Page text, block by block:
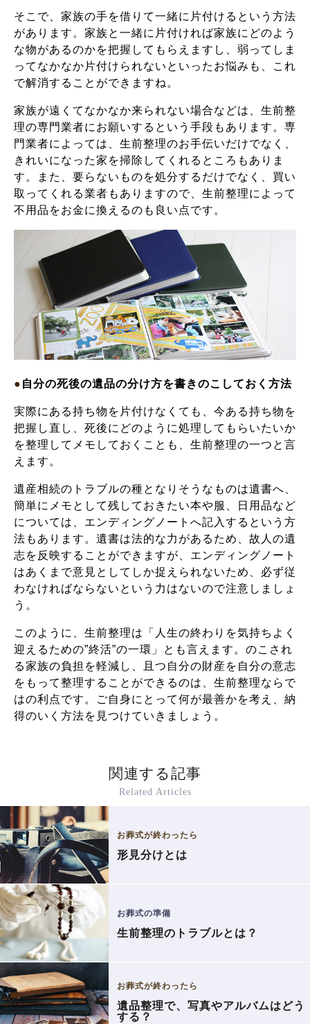
そこで、家族の手を借りて一緒に片付けるという方法
があります。家族と一緒に片付ければ家族にどのよう
な物があるのかを把握してもらえますし、弱ってしま
ってなかなか片付けられないといったお悩みも、これ
で解消することができますね。
家族が遠くてなかなか来られない場合などは、生前整
理の専門業者にお願いするという手段もあります。専
門業者によっては、生前整理のお手伝いだけでなく、
きれいになった家を掃除してくれるところもありま
す。また、要らないものを処分するだけでなく、買い
取ってくれる業者もありますので、生前整理によって
不用品をお金に換えるのも良い点です。
● 自分の死後の遺品の分け方を書きのこしておく方法
実際にある持ち物を片付けなくても、今ある持ち物を
把握し直し、死後にどのように処理してもらいたいか
を整理してメモしておくことも、生前整理の一つと言
えます。
遺産相続のトラブルの種となりそうなものは遺書へ、
簡単にメモとして残しておきたい本や服、日用品など
については、エンディングノートへ記入するという方
法もあります。遺書は法的な力があるため、故人の遺
志を反映することができますが、エンディングノート
はあくまで意見としてしか捉えられないため、必ず従
わなければならないという力はないので注意しましょ
う。
このように、生前整理は「人生の終わりを気持ちよく
迎えるための”終活”の一環」とも言えます。のこされ
る家族の負担を軽減し、且つ自分の財産を自分の意志
をもって整理することができるのは、生前整理ならで
はの利点です。ご自身にとって何が最善かを考え、納
得のいく方法を見つけていきましょう。
関連する記事
Related Articles
お葬式が終わったら
形見分けとは
お葬式の準備
生前整理のトラブルとは？
お葬式が終わったら
遺品整理で、写真やアルバムはどう
する？